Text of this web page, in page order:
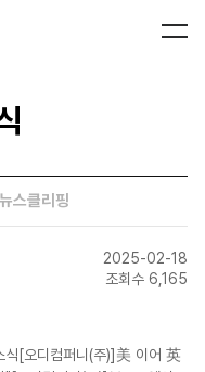
뉴스클리핑
2025-02-18
조회수 6,165
[오디컴퍼니(주)]美 이어 英